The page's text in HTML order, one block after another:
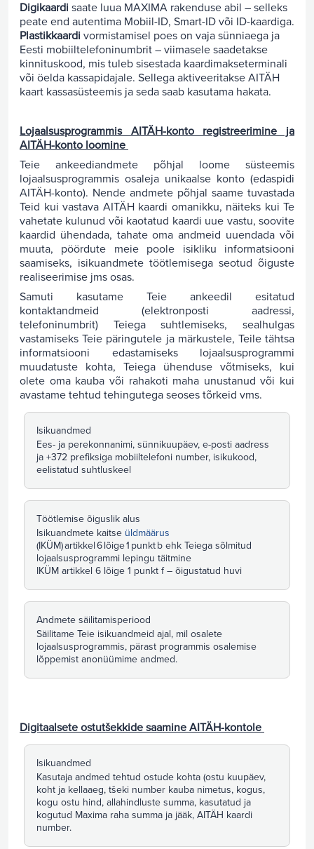
Digikaardi saate luua MAXIMA rakenduse abil – selleks
peate end autentima Mobiil-ID, Smart-ID või ID-kaardiga.
Plastikkaardi vormistamisel poes on vaja sünniaega ja
Eesti mobiiltelefoninumbrit – viimasele saadetakse
kinnituskood, mis tuleb sisestada kaardimakseterminali
või öelda kassapidajale. Sellega aktiveeritakse AITÄH
kaart kassasüsteemis ja seda saab kasutama hakata.
Lojaalsusprogrammis AITÄH-konto registreerimine ja
AITÄH-konto loomine
Teie ankeediandmete põhjal loome süsteemis
lojaalsusprogrammis osaleja unikaalse konto (edaspidi
AITÄH-konto). Nende andmete põhjal saame tuvastada
Teid kui vastava AITÄH kaardi omanikku, näiteks kui Te
vahetate kulunud või kaotatud kaardi uue vastu, soovite
kaardid ühendada, tahate oma andmeid uuendada või
muuta, pöördute meie poole isikliku informatsiooni
saamiseks, isikuandmete töötlemisega seotud õiguste
realiseerimise jms osas.
Samuti kasutame Teie ankeedil esitatud
kontaktandmeid (elektronposti aadressi,
telefoninumbrit) Teiega suhtlemiseks, sealhulgas
vastamiseks Teie päringutele ja märkustele, Teile tähtsa
informatsiooni edastamiseks lojaalsusprogrammi
muudatuste kohta, Teiega ühenduse võtmiseks, kui
olete oma kauba või rahakoti maha unustanud või kui
avastame tehtud tehingutega seoses tõrkeid vms.
Isikuandmed
Ees- ja perekonnanimi, sünnikuupäev, e-posti aadress
ja +372 prefiksiga mobiiltelefoni number, isikukood,
eelistatud suhtluskeel
Töötlemise õiguslik alus
Isikuandmete kaitse üldmäärus
(IKÜM) artikkel 6 lõige 1 punkt b ehk Teiega sõlmitud
lojaalsusprogrammi lepingu täitmine
IKÜM artikkel 6 lõige 1 punkt f – õigustatud huvi
Andmete säilitamisperiood
Säilitame Teie isikuandmeid ajal, mil osalete
lojaalsusprogrammis, pärast programmis osalemise
lõppemist anonüümime andmed.
Digitaalsete ostutšekkide saamine AITÄH-kontole
Isikuandmed
Kasutaja andmed tehtud ostude kohta (ostu kuupäev,
koht ja kellaaeg, tšeki number kauba nimetus, kogus,
kogu ostu hind, allahindluste summa, kasutatud ja
kogutud Maxima raha summa ja jääk, AITÄH kaardi
number.